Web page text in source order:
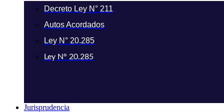
Decreto Ley N° 211
Autos Acordados
Ley N° 20.285
Ley N° 20.285
Jurisprudencia